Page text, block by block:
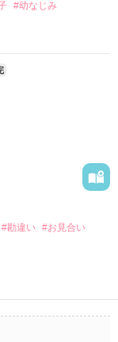
まう
#幼なじみ
の製造会社勤務。
業の若社長、浅
なる。
り仲は良くなかっ
事に。
#勘違い #お見合い
・設定の変更等